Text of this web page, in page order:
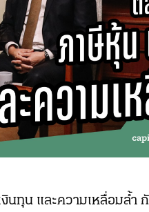
นทุน และความเหลื่อมล้ำ